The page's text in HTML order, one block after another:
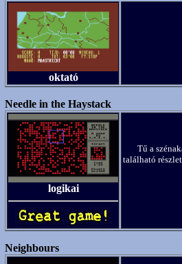
oktató
Needle in the Haystack
logikai
Tű a
található
Neighbours